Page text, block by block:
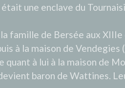
une enclave du
famille de Bersée aux XIIIe
à la maison de Vendegies
à lui à la maison de
baron de Wattines.